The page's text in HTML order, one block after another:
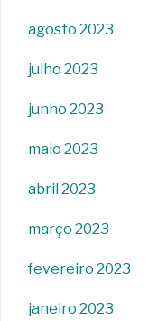
agosto 2023
julho 2023
junho 2023
maio 2023
abril 2023
março 2023
fevereiro 2023
janeiro 2023